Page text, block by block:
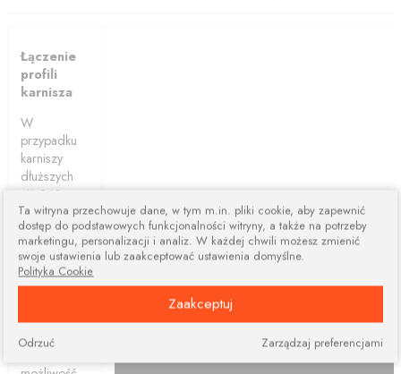
Łączenie
profili
karnisza
W
przypadku
karniszy
dłuższych
niż 240cm
karnisze są
łączone z
dwóch lub
więcej
elementów.
profile
ciągle dają
Ta witryna przechowuje dane, w tym m.in. pliki cookie, aby zapewnić
dostęp do podstawowych funkcjonalności witryny, a także na potrzeby
marketingu, personalizacji i analiz. W każdej chwili możesz zmienić
swoje ustawienia lub zaakceptować ustawienia domyślne.
Polityka Cookie
Zaakceptuj
Zarządzaj preferencjami
Odrzuć